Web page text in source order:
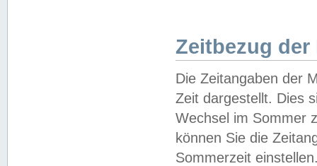
Zeitbezug der
Die Zeitangaben der
Zeit dargestellt. Dies
Wechsel im Sommer
können Sie die
Sommerzeit